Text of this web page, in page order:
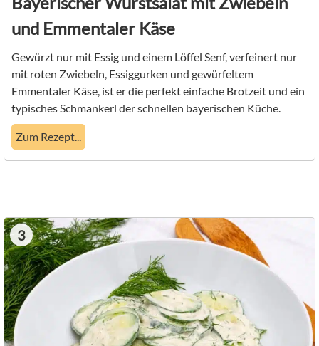
und Emmentaler Käse
Gewürzt nur mit Essig und einem Löffel Senf, verfeinert nur
mit roten Zwiebeln, Essiggurken und gewürfeltem
Emmentaler Käse, ist er die perfekt einfache Brotzeit und ein
typisches Schmankerl der schnellen bayerischen Küche.
Zum Rezept...
3